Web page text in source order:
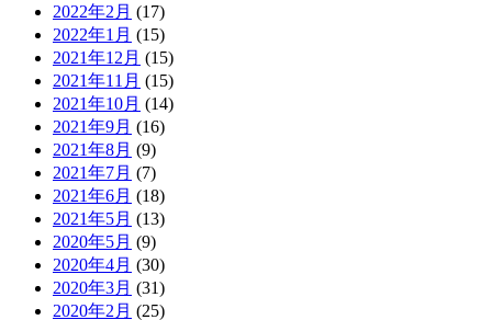
2022年2月 (17)
2022年1月 (15)
2021年12月 (15)
2021年11月 (15)
2021年10月 (14)
2021年9月 (16)
2021年8月 (9)
2021年7月 (7)
2021年6月 (18)
2021年5月 (13)
2020年5月 (9)
2020年4月 (30)
2020年3月 (31)
2020年2月 (25)